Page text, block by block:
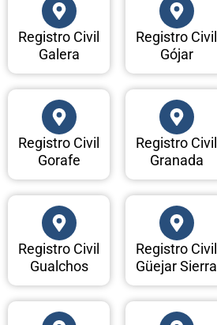
Registro Civil
Galera
Registro Civil
Gójar
Registro Civil
Gorafe
Registro Civil
Granada
Registro Civil
Gualchos
Registro Civil
Güejar Sierra